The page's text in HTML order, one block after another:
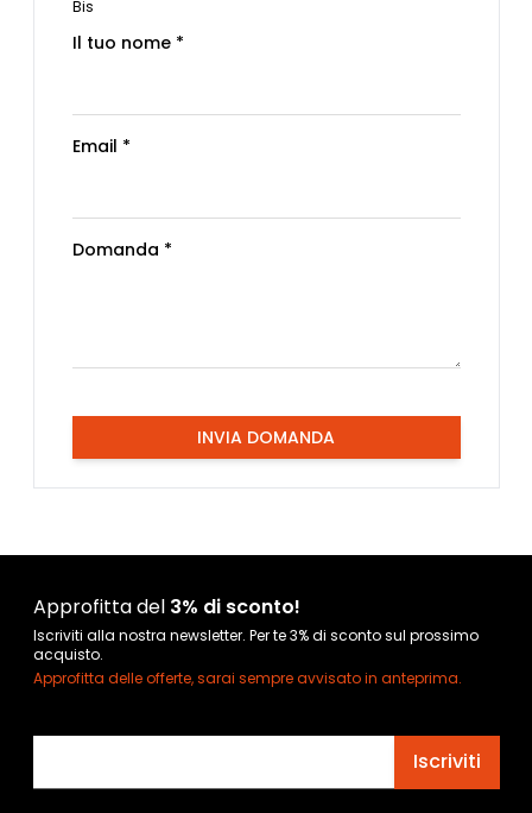
Bis
Il tuo nome *
Email *
Domanda *
INVIA DOMANDA
Approfitta del 3% di sconto!
Iscriviti alla nostra newsletter. Per te 3% di sconto sul prossimo
acquisto.
Approfitta delle offerte, sarai sempre avvisato in anteprima.
Iscriviti